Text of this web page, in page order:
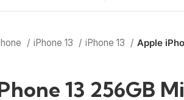
iPhone 13 iPhone 13 Apple
13 256GB